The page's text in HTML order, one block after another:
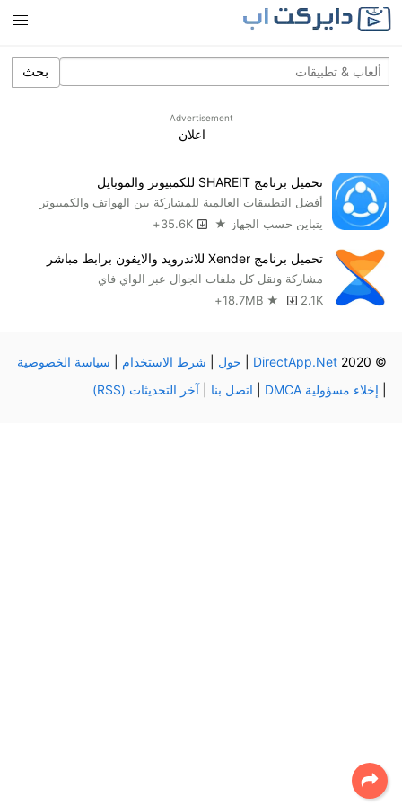
بحث
Advertisement
اعلان
تحميل برنامج SHAREIT للكمبيوتر والموبايل
أفضل التطبيقات العالمية للمشاركة بين الهواتف والكمبيوتر
يتباين حسب الجهاز ★
35.6K+
تحميل برنامج Xender للاندرويد والايفون برابط مباشر
مشاركة ونقل كل ملفات الجوال عبر الواي فاي
18.7MB ★
2.1K+
© 2020
DirectApp.Net حول شرط الاستخدام
سياسة الخصوصية
إخلاء مسؤولية DMCA اتصل بنا |آخر التحديثات (RSS)